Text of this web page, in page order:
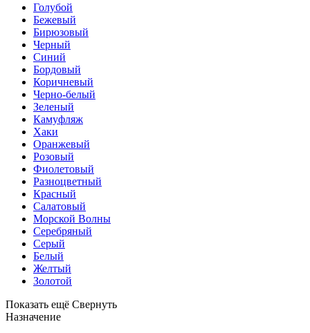
Голубой
Бежевый
Бирюзовый
Черный
Синий
Бордовый
Коричневый
Черно-белый
Зеленый
Камуфляж
Хаки
Оранжевый
Розовый
Фиолетовый
Разноцветный
Красный
Салатовый
Морской Волны
Серебряный
Серый
Белый
Желтый
Золотой
Показать ещё Свернуть
Назначение